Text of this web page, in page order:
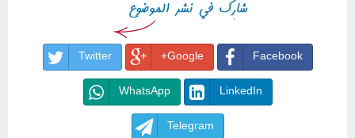
Facebook
Google+
Twitter
LinkedIn
WhatsApp
Telegram